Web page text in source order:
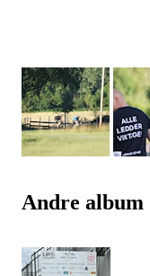
Andre album